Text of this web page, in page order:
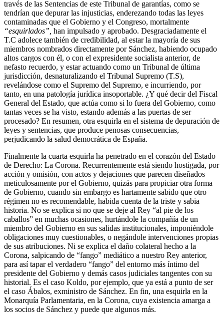
través de las Sentencias de este Tribunal de garantías, como se
tendrían que depurar las injusticias, enderezando todas las leyes
contaminadas que el Gobierno y el Congreso, mortalmente
“esquirlados”, han impulsado y aprobado. Desgraciadamente el
T.C adolece también de credibilidad, al estar la mayoría de sus
miembros nombrados directamente por Sánchez, habiendo ocupado
altos cargos con él, o con el expresidente socialista anterior, de
nefasto recuerdo, y estar actuando como un Tribunal de última
jurisdicción, desnaturalizando el Tribunal Supremo (T.S),
revelándose como el Supremo del Supremo, e incurriendo, por
tanto, en una patología jurídica insoportable. ¿Y qué decir del Fiscal
General del Estado, que actúa como si lo fuera del Gobierno, como
tantas veces se ha visto, estando además a las puertas de ser
procesado? En resumen, otra esquirla en el sistema de depuración de
leyes y sentencias, que produce penosas consecuencias,
perjudicando la salud democrática de España.
Finalmente la cuarta esquirla ha penetrado en el corazón del Estado
de Derecho: La Corona. Recurrentemente está siendo hostigada, por
acción y omisión, con actos y dejaciones que parecen diseñados
meticulosamente por el Gobierno, quizás para propiciar otra forma
de Gobierno, cuando sin embargo es hartamente sabido que otro
régimen no es recomendable, habida cuenta de la triste y sabia
historia. No se explica si no que se deje al Rey “al pie de los
caballos” en muchas ocasiones, hurtándole la compañía de un
miembro del Gobierno en sus salidas institucionales, imponiéndole
obligaciones muy cuestionables, o negándole intervenciones propias
de sus atribuciones. Ni se explica el daño colateral hecho a la
Corona, salpicando de “fango” mediático a nuestro Rey anterior,
para así tapar el verdadero “fango” del entorno más íntimo del
presidente del Gobierno y demás casos judiciales tangentes con su
historial. Es el caso Koldo, por ejemplo, que ya está a punto de ser
el caso Ábalos, exministro de Sánchez. En fin, una esquirla en la
Monarquía Parlamentaria, en la Corona, cuya existencia amarga a
los socios de Sánchez y puede que algunos más.